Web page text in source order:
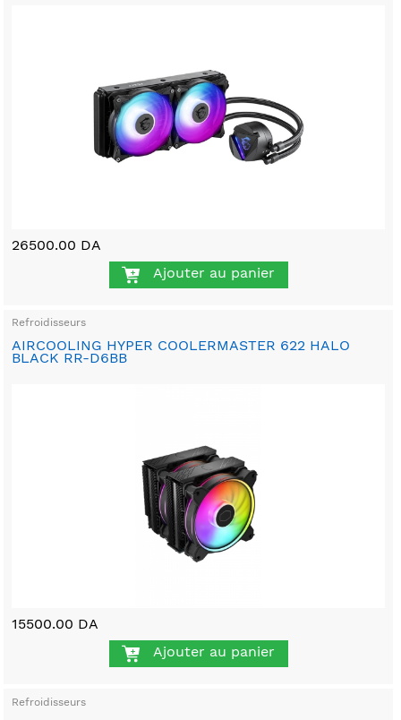
26500.00 DA
Ajouter au panier
Refroidisseurs
AIRCOOLING HYPER COOLERMASTER 622 HALO
BLACK RR-D6BB
15500.00 DA
Ajouter au panier
Refroidisseurs